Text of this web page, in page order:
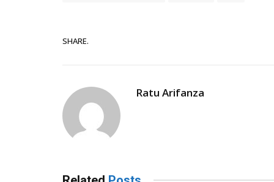
SHARE.
Ratu Arifanza